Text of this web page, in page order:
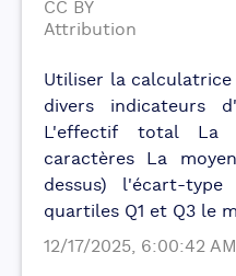
CC BY
Attribution
Utiliser la
divers indicateurs
L'effectif total La
caractères La
dessus) l'écart-
quartiles Q1 et Q3 le
12/17/2025, 6:00:42 AM